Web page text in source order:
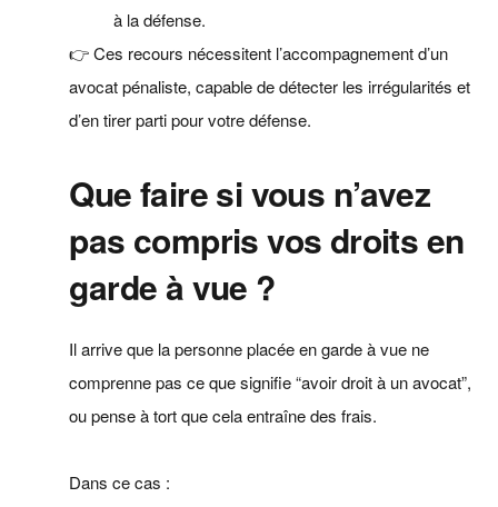
à la défense.
👉 Ces recours nécessitent l’accompagnement d’un
avocat pénaliste, capable de détecter les irrégularités et
d’en tirer parti pour votre défense.
Que faire si vous n’avez
pas compris vos droits en
garde à vue ?
Il arrive que la personne placée en garde à vue ne
comprenne pas ce que signifie “avoir droit à un avocat”,
ou pense à tort que cela entraîne des frais.
Dans ce cas :